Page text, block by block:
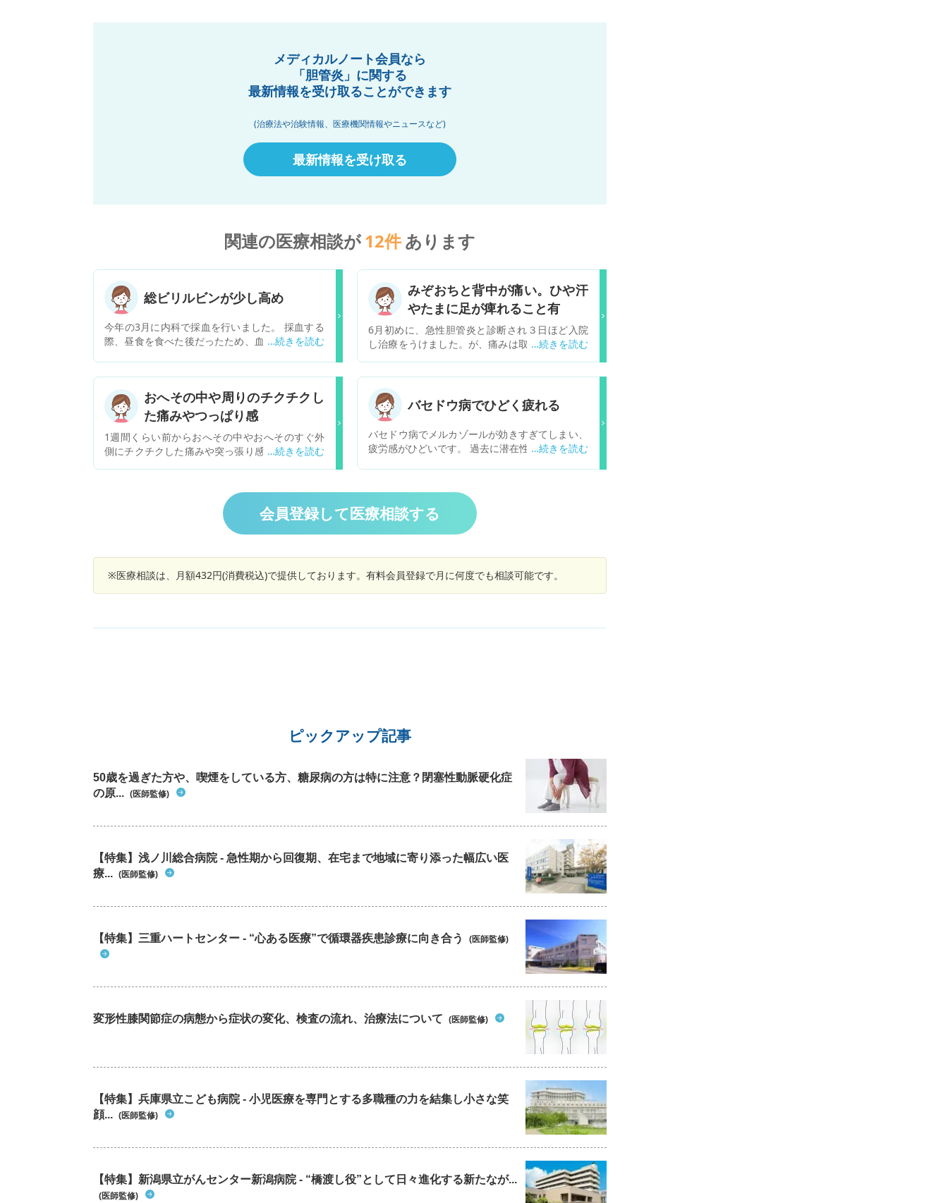
メディカルノート会員なら
「胆管炎」に関する
最新情報を受け取ることができます
(治療法や治験情報、医療機関情報やニュースなど)
最新情報を受け取る
関連の医療相談が12件あります
総ビリルビンが少し高め
今年の3月に内科で採血を行いました。 採血する
際、昼食を食べた後だったため、血糖と総ビリル
総ビリルビンだけ1.35と少し高めでした。 かかり
つけの内科の先生が言うには、普通の人より値が
少し高めに出るんだろうね。他の肝機能ALP.GOT.
GPT.γGTPは正常値だから1年に1回検査をしてい
こうとなりました。 採血以外でもっと詳しく検査
をした方がよいのでしょうか。 因みに、3月末か
ュウコツボレイトウを飲んでいました。 心療内科
の先生にも相談しましたが、半年に1回位で採血
していくっていうのもいいかもと言われました。
今は、胃の調子がよくないのでセレキノンとタケ
ツムラは飲まないようにしました。 オルニチンの
サプリとかも飲んだ方がよいのでしょうか？
みぞおちと背中が痛い。ひや汗
やたまに足が痺れること有
6月初めに、急性胆管炎と診断され３日ほど入院
し治療をうけました。が、痛みは取れず ２０１
ンを使い胆管と胆嚢を診てもらいましたが、結石
は無く 異常がないとの診断でした。最近 胃カ
メラもしましたが、異常はないと。しかし、１７
日にみぞおちと背中が痛くなり、冷や汗も出。病
院では、心臓の検査をしましょうとのことでし
た。私的には、膵炎とかと思うのですが、どうし
たらいいか 分からないのです。いいアドバイス
変更したほうが いいのでしょうか？（子宮腺筋
症の為、薬で閉経してます）
おへその中や周りのチクチクし
た痛みやつっぱり感
1週間くらい前からおへその中やおへそのすぐ外
側にチクチクした痛みや突っ張り感が出るように
す。 同じ頃から下痢や軟便になり今は便秘３日目
です。おへそのすぐ上あたりに何かが詰まってる
ような苦しさがあり食後にひどくなります。食後
苦しくて吐きたいという気持ちになります。
や腹痛はよくあるのでその影響かと思っていたの
ですが、いつもは胃のあたり全体、下腹部全体に
月以上経つので今頃傷がどうこうというのはない
かと思うのですが、他の2箇所の傷はしっかり残
ます。見た感じおへその窪みが深くなって縦に細
くなったような気がします。 腹腔鏡手術でも癒着
なっています。 おへそ周りのチクチクやつっぱり
感で考えられることって何かあるでしょうか？ 仮
どのくらい症状が続いたりどんな症状が出たら受
診した方がいいとか、受診するなら何科に行けば
いいのかも教えて頂きたいです。
バセドウ病でひどく疲れる
バセドウ病でメルカゾールが効きすぎてしまい、
疲労感がひどいです。 過去に潜在性橋本病の診断
バセドウ病に。最初はヨウ化カリウム丸で治療。
9月に悪化して、メルカゾールに変更。 10mg→
7.5mgとなりましたが仕事で半年近く残業が多か
ったせいか体調が悪く、10mgにしたところ今度
現在数値は tsh 12.8 、ft4 0.76です。 あま
りにも体がだるいです。数値としてはひどくない
て動けず、数値が落ち着いてからも動けるように
動だけで疲れすぎて体調が悪く、30分程度で帰宅
しました。 158cm46.5kgくらいだと調子がいい
のですが、今は何もせず食事を同じようにとって
いても44kgまで落ちています。 甲状腺の状態が
悪いと精神面に影響があり、パニック障害まで行
きませんが、電車や乗り物が苦手になったり、意
味もなく息苦しくなったりするので、早く落ち着
いてほしいなと思っています。 なにかありました
らぜひ教えてください。よろしくお願いいたしま
す。
会員登録して医療相談する
※医療相談は、月額432円(消費税込)で提供しております。有料会員登録で月に何度でも相談可能です。
ピックアップ記事
50歳を過ぎた方や、喫煙をしている方、糖尿病の方は特に注意？閉塞性動脈硬化症
の原... (医師監修)
【特集】浅ノ川総合病院 - 急性期から回復期、在宅まで地域に寄り添った幅広い医
療... (医師監修)
【特集】三重ハートセンター - “心ある医療”で循環器疾患診療に向き合う (医師監修)
変形性膝関節症の病態から症状の変化、検査の流れ、治療法について (医師監修)
【特集】兵庫県立こども病院 - 小児医療を専門とする多職種の力を結集し小さな笑
顔... (医師監修)
【特集】新潟県立がんセンター新潟病院 - “橋渡し役”として日々進化する新たなが...
(医師監修)